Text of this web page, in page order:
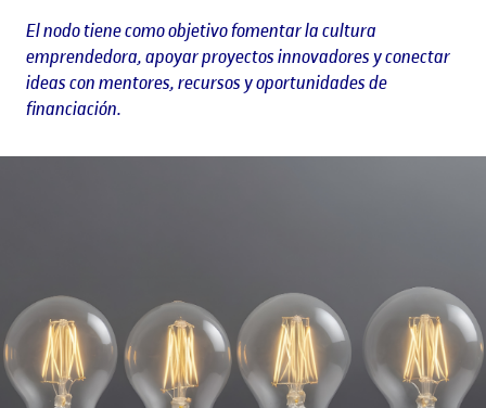
El nodo tiene como objetivo fomentar la cultura
emprendedora, apoyar proyectos innovadores y conectar
ideas con mentores, recursos y oportunidades de
financiación.